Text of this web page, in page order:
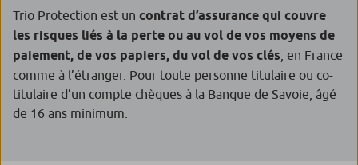
Trio Protection est un contrat d’assurance qui couvre
les risques liés à la perte ou au vol de vos moyens de
paiement, de vos papiers, du vol de vos clés , en France
comme à l’étranger. Pour toute personne titulaire ou co-
titulaire d’un compte chèques à la Banque de Savoie, âgé
de 16 ans minimum.